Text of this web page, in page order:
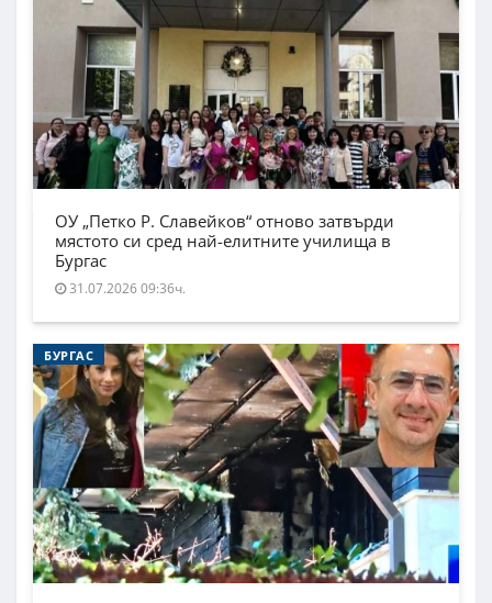
ОУ „Петко Р. Славейков“ отново затвърди
мястото си сред най-елитните училища в
Бургас
31.07.2026 09:36ч.
БУРГАС